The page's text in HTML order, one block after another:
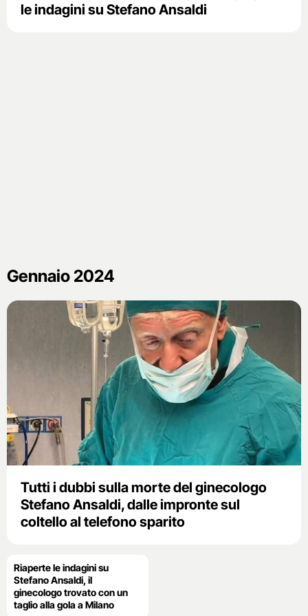
le indagini su Stefano Ansaldi
Gennaio 2024
Tutti i dubbi sulla morte del ginecologo
Stefano Ansaldi, dalle impronte sul
coltello al telefono sparito
Riaperte le indagini su
Stefano Ansaldi, il
ginecologo trovato con un
taglio alla gola a Milano